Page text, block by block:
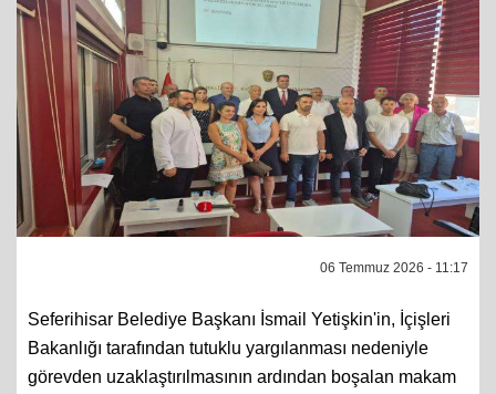
06 Temmuz 2026 - 11:17
Seferihisar Belediye Başkanı İsmail Yetişkin'in, İçişleri
Bakanlığı tarafından tutuklu yargılanması nedeniyle
görevden uzaklaştırılmasının ardından boşalan makam